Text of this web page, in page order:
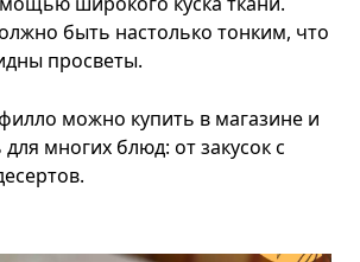
быть настолько тонким, что
просветы.
можно купить в магазине и
многих блюд: от закусок с